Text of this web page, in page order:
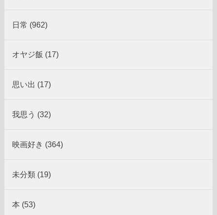
日常 (962)
オヤジ飯 (17)
思い出 (17)
我思う (32)
映画好き (364)
未分類 (19)
本 (53)